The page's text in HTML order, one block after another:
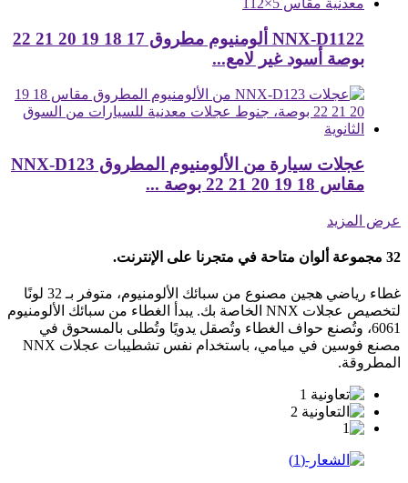
NNX-D1122 ألومنيوم مطروق 17 18 19 20 21 22
بوصة أسود غير لامع...
عجلات سيارة من الألومنيوم المطروق NNX-D123
مقاس 18 19 20 21 22 بوصة ...
عرض المزيد
32 مجموعة ألوان متاحة في متجرنا على الإنترنت.
غطاء رياضي هجين مصنوع من سبائك الألومنيوم، متوفر بـ 32 لونًا
لتخصيص عجلات NNX الخاصة بك. يبدأ الغطاء من سبائك الألومنيوم
6061، وتُصنع حواف الغطاء وتُصقل يدويًا وتُطلى بالمسحوق في
مصنع فوسين في ميامي، باستخدام نفس تشطيبات عجلات NNX
المطروقة.